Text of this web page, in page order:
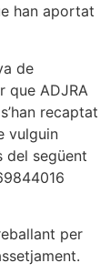
han aportat
de
que ADJRA
recaptat
vulguin
del següent
per